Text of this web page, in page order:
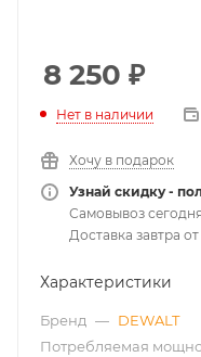
8 250 ₽
Нет в наличии
Хочу в подарок
Узнай скидку -
Самовывоз
Доставка завтра
Характеристики
Бренд — DEWALT
Потребляемая